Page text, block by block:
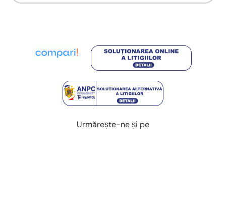
Urmărește-ne și pe